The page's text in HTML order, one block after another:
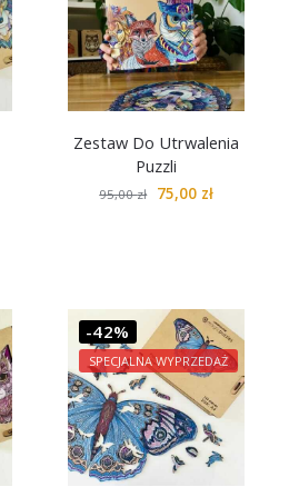
Zestaw Do Utrwalenia
Puzzli
95,00zł 75,00 zł
-42%
SPECJALNA WYPRZEDAŻ